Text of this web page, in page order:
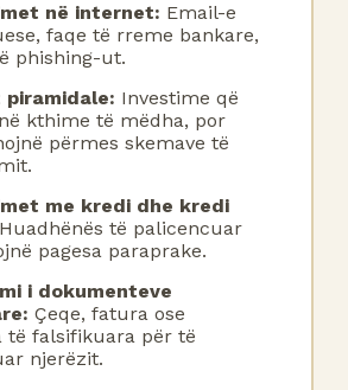
në internet: Email-e
faqe të rreme bankare,
phishing-ut.
piramidale: Investime që
kthime të mëdha, por
përmes skemave të
me kredi dhe kredi
Huadhënës të palicencuar
pagesa paraprake.
i dokumenteve
Çeqe, fatura ose
të falsifikuara për të
njerëzit.